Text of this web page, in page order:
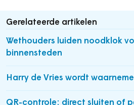
Gerelateerde artikelen
Wethouders luiden noodklok
binnensteden
Harry de Vries wordt
QR-controle: direct sluiten of